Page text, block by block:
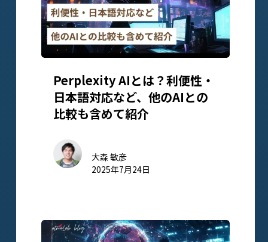
Perplexity AIとは？利便性・
日本語対応など、他のAIとの
比較も含めて紹介
大森 敏彦
2025年7月24日